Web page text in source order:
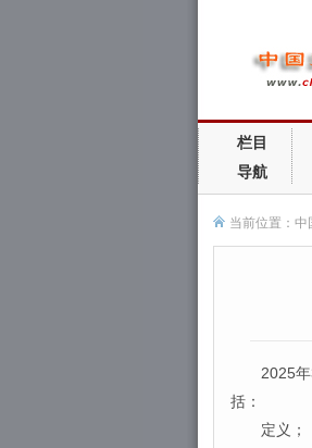
栏目
导航
当前位置： 中
2025年3
括：
定义；